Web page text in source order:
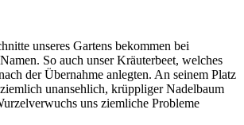
unseres Gartens bekommen bei
So auch unser Kräuterbeet, welches
der Übernahme anlegten. An seinem Platz
unansehlich, krüppliger Nadelbaum
uns ziemliche Probleme